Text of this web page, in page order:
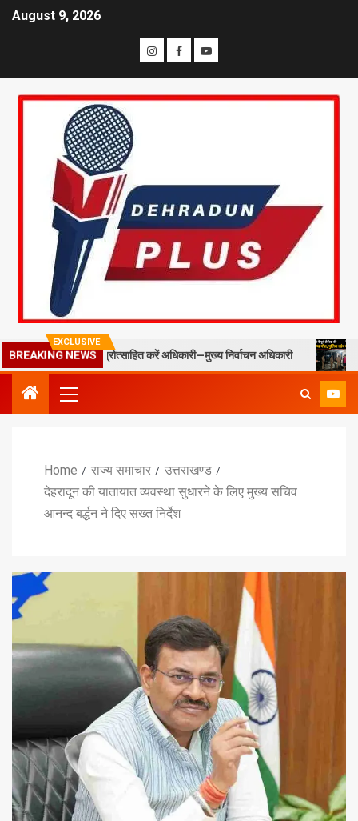
August 9, 2026
EXCLUSIVE
BREAKING NEWS
स्टाफ को प्रोत्साहित करें अधिकारी—मुख्य निर्वाचन अधिकारी मसूरी में
Home राज्य समाचार
उत्तराखण्ड
देहरादून की यातायात व्यवस्था सुधारने के लिए मुख्य सचिव
आनन्द बर्द्धन ने दिए सख्त निर्देश